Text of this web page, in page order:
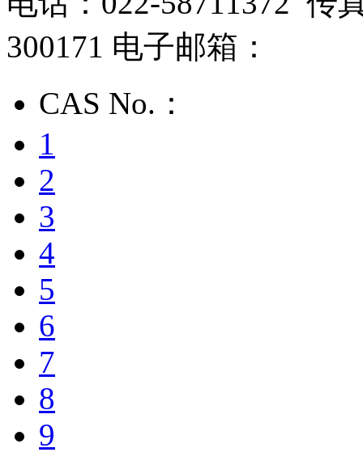
300171 电子邮箱：
CAS No.：
1
2
3
4
5
6
7
8
9